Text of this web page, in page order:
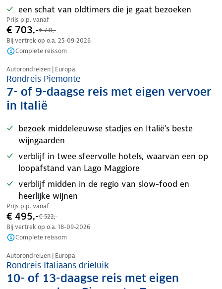
een schat van oldtimers die je gaat bezoeken
Prijs p.p. vanaf
€ 703,-€ 731,-
Bij vertrek op o.a. 25-09-2026
Complete reissom
Nazomer korting
Autorondreizen | Europa
Rondreis Piemonte
7- of 9-daagse reis met eigen vervoer
in Italië
bezoek middeleeuwse stadjes en Italië's beste
wijngaarden
verblijf in twee sfeervolle hotels, waarvan een op
loopafstand van Lago Maggiore
verblijf midden in de regio van slow-food en
heerlijke wijnen
Prijs p.p. vanaf
€ 495,-€ 522,-
Bij vertrek op o.a. 18-09-2026
Complete reissom
Nazomer korting
Autorondreizen | Europa
Rondreis Italiaans drieluik
10- of 13-daagse reis met eigen